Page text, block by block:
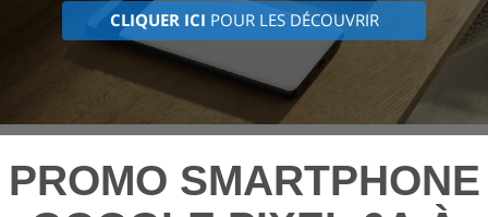
CLIQUER ICI POUR LES DÉCOUVRIR
PROMO SMARTPHONE